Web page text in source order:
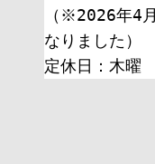
（※2026年4
なりました）
定休日：木曜